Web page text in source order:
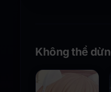
Không thể